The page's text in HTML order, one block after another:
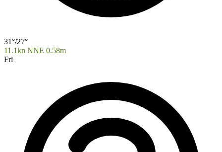
31°/27°
11.1kn NNE 0.58m
Fri